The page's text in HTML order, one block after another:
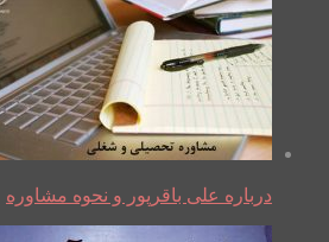
درباره علی باقرپور و نحوه مشاوره